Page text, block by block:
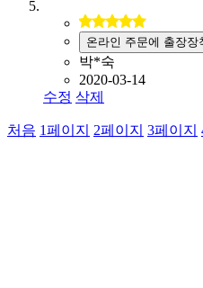
온라인 주문에 출장
박*숙
2020-03-14
수정 삭제
처음 1페이지 2페이지 3페이지